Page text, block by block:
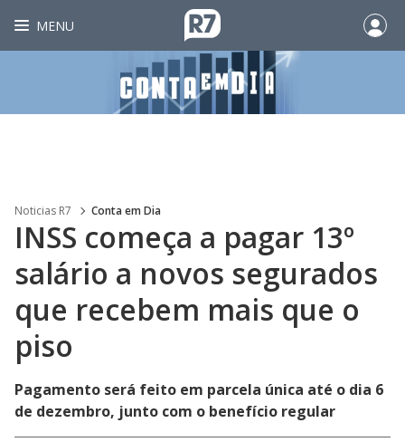
MENU
Noticias R7 Conta em Dia
INSS começa a pagar 13º
salário a novos segurados
que recebem mais que o
piso
Pagamento será feito em parcela única até o dia 6
de dezembro, junto com o benefício regular